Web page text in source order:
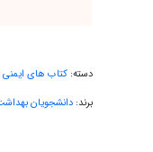
دسته: کتاب های
برند: دانشجویان